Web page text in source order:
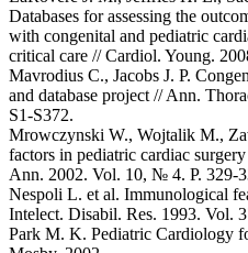
Databases for assessing the
with congenital and pediatric
critical care // Cardiol. Young.
Mavrodius C., Jacobs J. P.
and database project // Ann.
S1-S372.
Mrowczynski W., Wojtalik M.,
factors in pediatric cardiac
Ann. 2002. Vol. 10, № 4. P. 329-
Nespoli L. et al. Immunological
Intelect. Disabil. Res. 1993. Vol.
Park M. K. Pediatric Cardiology